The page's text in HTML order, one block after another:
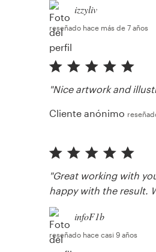
izzyliv
reseñado hace más de 7 años
"Nice artwork and
Cliente anónimo
"Great working with
happy with the result.
infoF1b
reseñado hace casi 9 años